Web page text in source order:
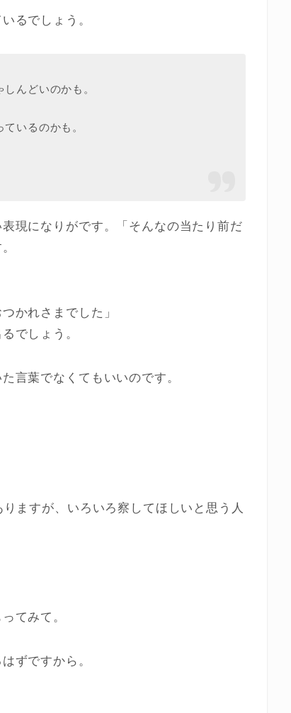
るでしょう。
んどいのかも。
いるのかも。
現になりがです。「そんなの当たり前だ
かれさまでした」
でしょう。
言葉でなくてもいいのです。
ますが、いろいろ察してほしいと思う人
てみて。
ずですから。